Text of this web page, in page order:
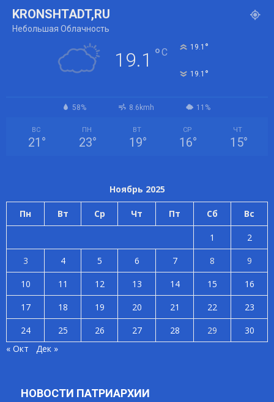
KRONSHTADT,RU
Небольшая Облачность
19.1 °C 19.1 °
19.1 °
58% 8.6kmh 11%
ВС
21 °
ПН
23°
ВТ
19°
СР
16°
ЧТ
15°
Ноябрь 2025
Пн Вт Ср Чт Пт Сб Вс
1
2
3
4 5 6 7 8
9
10
11 12 13 14 15
16
17
18 19 20 21 22
23
24
25 26 27 28 29
30
« Окт
Дек »
НОВОСТИ ПАТРИАРХИИ